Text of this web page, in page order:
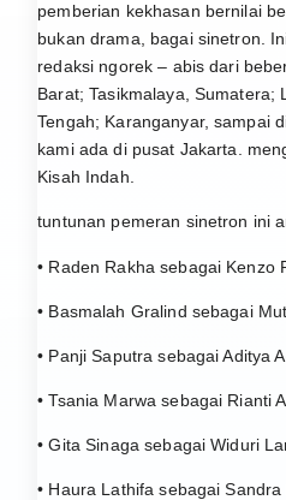
pemberian kekhasan bernilai
bukan drama, bagai sinetron.
redaksi ngorek – abis dari
Barat; Tasikmalaya, Sumatera;
Tengah; Karanganyar, sampai
kami ada di pusat Jakarta.
Kisah Indah.
tuntunan pemeran sinetron ini
• Raden Rakha sebagai Kenzo
• Basmalah Gralind sebagai
• Panji Saputra sebagai Aditya
• Tsania Marwa sebagai Rianti
• Gita Sinaga sebagai Widuri
• Haura Lathifa sebagai Sandra